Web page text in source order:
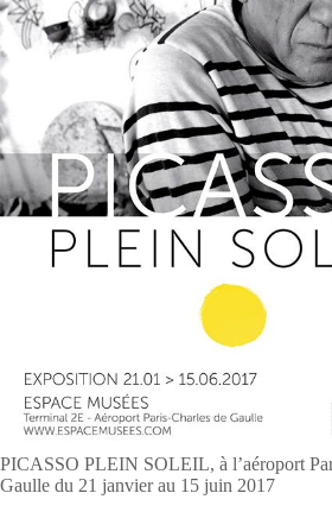
PICASSO PLEIN SOLEIL, à l’aéroport
Gaulle du 21 janvier au 15 juin 2017